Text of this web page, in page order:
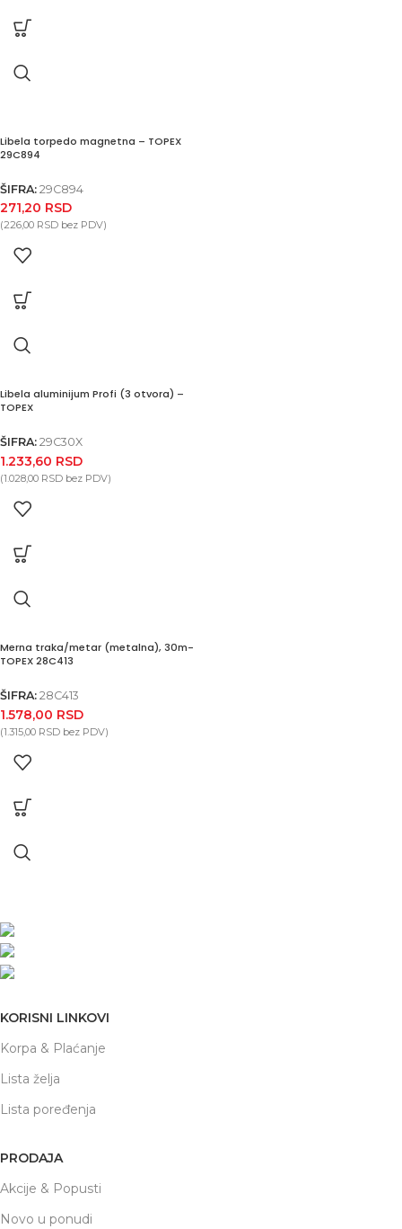
Libela torpedo magnetna – TOPEX
29C894
ŠIFRA: 29C894
271,20 RSD
(226,00 RSD bez PDV)
Libela aluminijum Profi (3 otvora) –
TOPEX
ŠIFRA: 29C30X
1.233,60 RSD
(1.028,00 RSD bez PDV)
Merna traka/metar (metalna), 30m-
TOPEX 28C413
ŠIFRA: 28C413
1.578,00 RSD
(1.315,00 RSD bez PDV)
KORISNI LINKOVI
Korpa & Plaćanje
Lista želja
Lista poređenja
PRODAJA
Akcije & Popusti
Novo u ponudi